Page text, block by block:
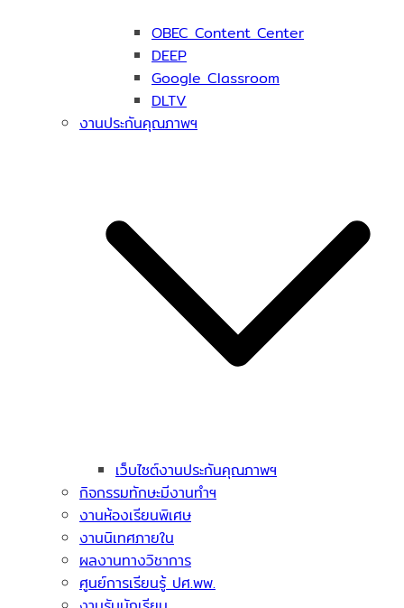
OBEC Content Center
DEEP
Google Classroom
DLTV
งานประกันคุณภาพฯ
เว็บไซต์งานประกันคุณภาพฯ
กิจกรรมทักษะมีงานทำฯ
งานห้องเรียนพิเศษ
งานนิเทศภายใน
ผลงานทางวิชาการ
ศูนย์การเรียนรู้ ปศ.พพ.